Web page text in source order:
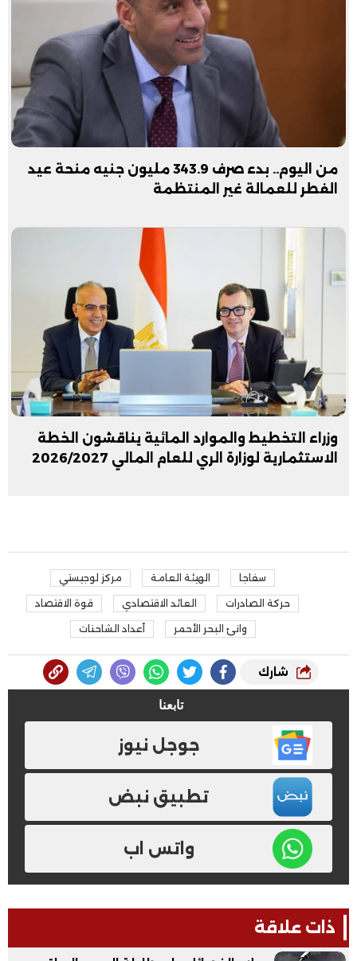
من اليوم.. بدء صرف 343.9 مليون جنيه منحة عيد
الفطر للعمالة غير المنتظمة
وزراء التخطيط والموارد المائية يناقشون الخطة
الاستثمارية لوزارة الري للعام المالي 2026/2027
سفاجا الهيئة العامة مركز لوجيستي
حركة الصادرات العائد الاقتصادي قوة الاقتصاد
وانئ البحر الأحمر أعداد الشاحنات
شارك
تابعنا
جوجل نيوز
تطبيق نبض
واتس اب
ذات علاقة